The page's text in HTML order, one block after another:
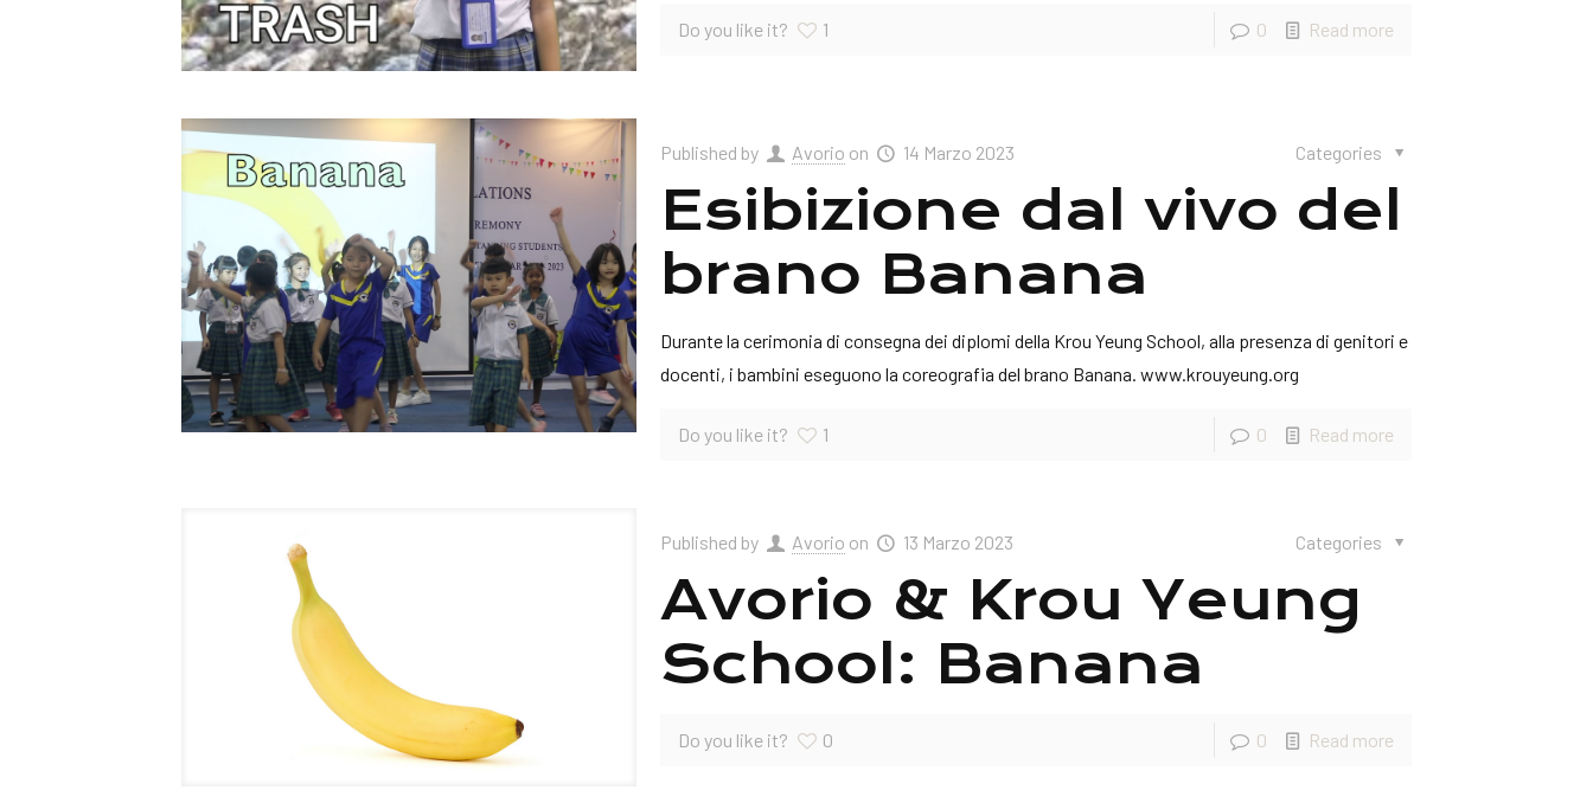
Do you like it? 1 0 Read more
Published by Avorio on 14 Marzo 2023 Categories
Esibizione dal vivo del
brano Banana
Durante la cerimonia di consegna dei diplomi della Krou Yeung School, alla presenza di genitori e
docenti, i bambini eseguono la coreografia del brano Banana. www.krouyeung.org
Do you like it? 1 0 Read more
Published by Avorio on 13 Marzo 2023 Categories
Avorio & Krou Yeung
School: Banana
Do you like it? 0 0 Read more